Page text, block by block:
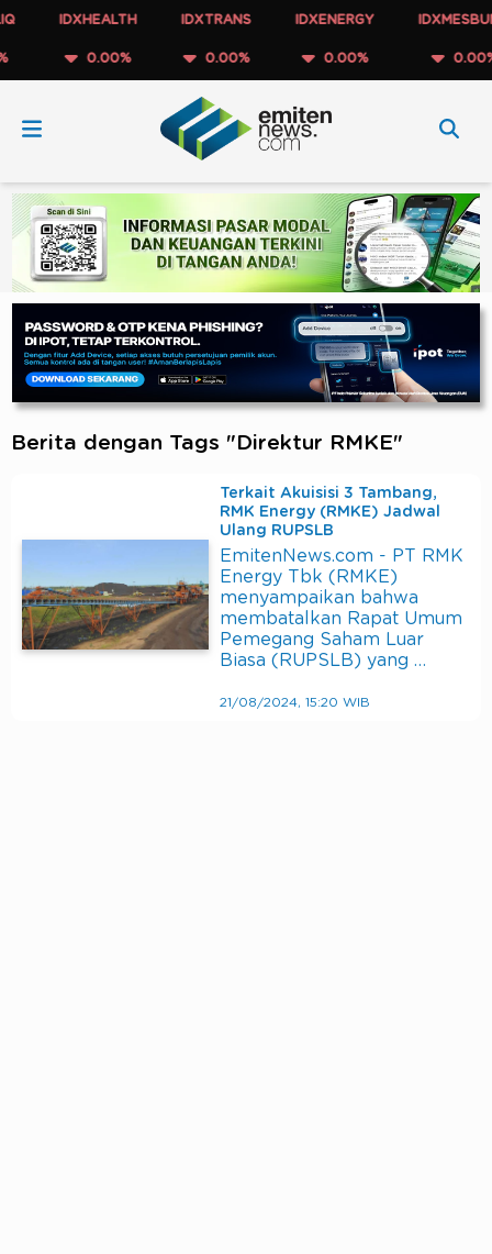
IDXHEALTH
0.00%
IDXTRANS
0.00%
IDXENERGY
0.00%
IDXMESBUMN
0.00%
Berita dengan Tags "Direktur RMKE"
Terkait Akuisisi 3 Tambang,
RMK Energy (RMKE) Jadwal
Ulang RUPSLB
EmitenNews.com - PT RMK
Energy Tbk (RMKE)
menyampaikan bahwa
membatalkan Rapat Umum
Pemegang Saham Luar
Biasa (RUPSLB) yang …
21/08/2024, 15:20 WIB